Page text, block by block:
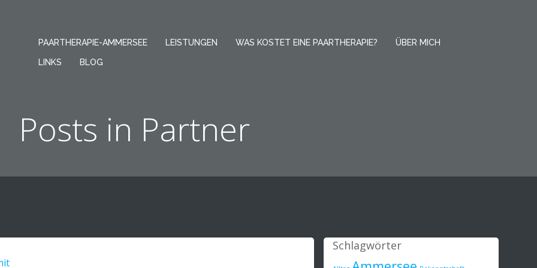
PAARTHERAPIE-AMMERSEE LEISTUNGEN WAS KOSTET EINE PAARTHERAPIE? ÜBER MICH
LINKS BLOG
Posts in Partner
Schlagwörter